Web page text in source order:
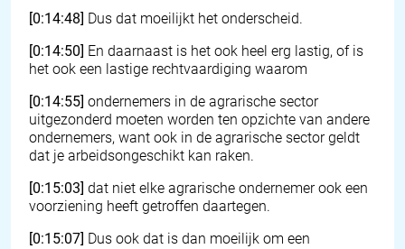
[0:14:48] Dus dat moeilijkt het onderscheid.
[0:14:50] En daarnaast is het ook heel erg lastig, of is
het ook een lastige rechtvaardiging waarom
[0:14:55] ondernemers in de agrarische sector
uitgezonderd moeten worden ten opzichte van andere
ondernemers, want ook in de agrarische sector geldt
dat je arbeidsongeschikt kan raken.
[0:15:03] dat niet elke agrarische ondernemer ook een
voorziening heeft getroffen daartegen.
[0:15:07] Dus ook dat is dan moeilijk om een